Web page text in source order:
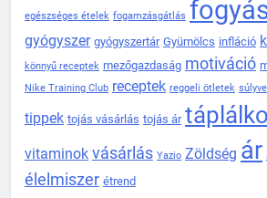
egészséges ételek fogamzásgátlás
gyógyszer gyógyszertár Gyümölcs infláció
könnyű receptek mezőgazdaság motiváció
Nike Training Club receptek reggeli ötletek
tippek tojás vásárlás tojás ár
vitaminok vásárlás Yazio Zöldség ár
élelmiszer étrend